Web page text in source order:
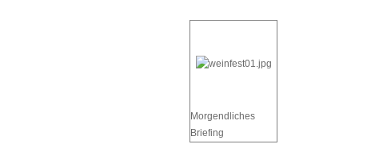
Morgendliches
Briefing